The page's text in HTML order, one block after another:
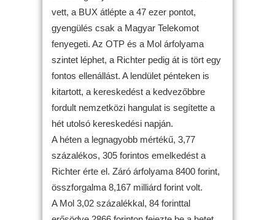
vett, a BUX átlépte a 47 ezer pontot,
gyengülés csak a Magyar Telekomot
fenyegeti. Az OTP és a Mol árfolyama
szintet léphet, a Richter pedig át is tört egy
fontos ellenállást. A lendület pénteken is
kitartott, a kereskedést a kedvezőbbre
fordult nemzetközi hangulat is segítette a
hét utolsó kereskedési napján.
A héten a legnagyobb mértékű, 3,77
százalékos, 305 forintos emelkedést a
Richter érte el. Záró árfolyama 8400 forint,
összforgalma 8,167 milliárd forint volt.
A Mol 3,02 százalékkal, 84 forinttal